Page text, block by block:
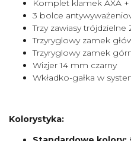
Komplet klamek AXA
3 bolce
Trzy zawiasy trójdzielne
Trzyryglowy zamek
Trzyryglowy zamek
Wizjer 14 mm czarny
Wkładko-gałka w
Kolorystyka: